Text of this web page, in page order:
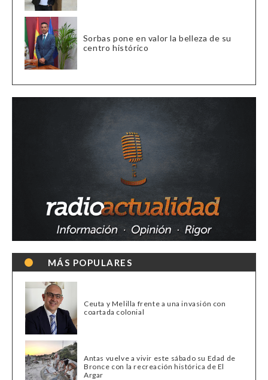
Sorbas pone en valor la belleza de su
centro histórico
MÁS POPULARES
Ceuta y Melilla frente a una invasión con
coartada colonial
Antas vuelve a vivir este sábado su Edad de
Bronce con la recreación histórica de El
Argar